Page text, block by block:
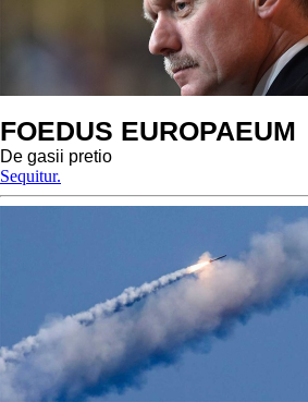
FOEDUS EUROPAEUM
De gasii pretio
Sequitur.